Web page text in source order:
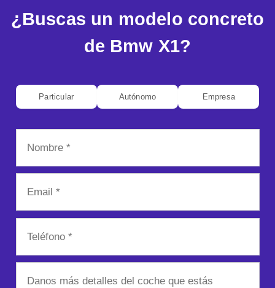
¿Buscas un modelo concreto
de Bmw X1?
Particular Autónomo Empresa